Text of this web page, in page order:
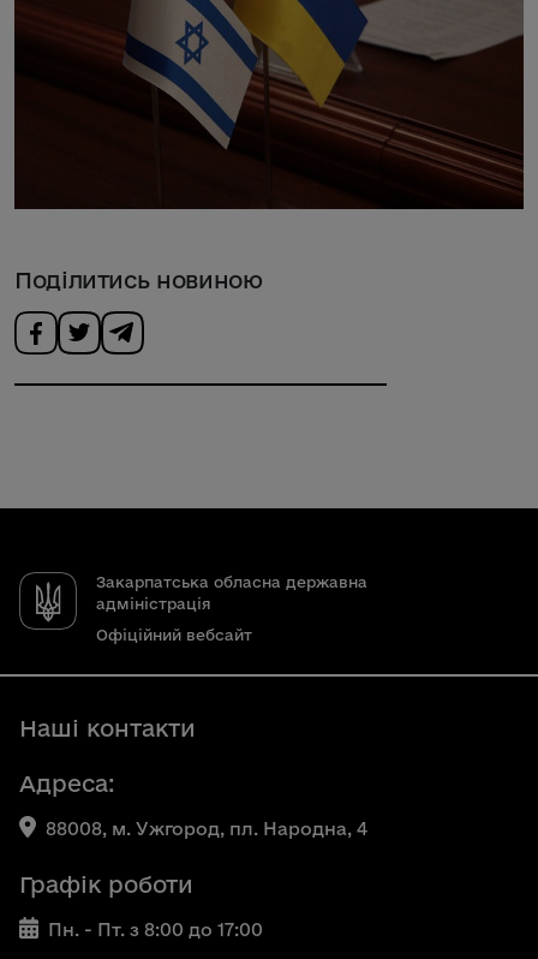
Поділитись новиною
Закарпатська обласна державна
адміністрація
Офіційний вебсайт
Наші контакти
Адреса:
88008, м. Ужгород, пл. Народна, 4
Графік роботи
Пн. - Пт. з 8:00 до 17:00